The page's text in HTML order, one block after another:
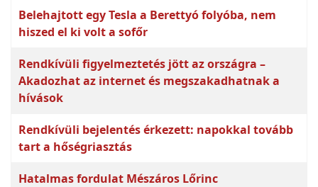
Belehajtott egy Tesla a Berettyó folyóba, nem
hiszed el ki volt a sofőr
Rendkívüli figyelmeztetés jött az országra –
Akadozhat az internet és megszakadhatnak a
hívások
Rendkívüli bejelentés érkezett: napokkal tovább
tart a hőségriasztás
Hatalmas fordulat Mészáros Lőrinc